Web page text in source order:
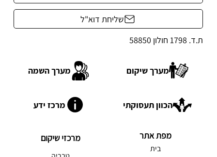
מערך השמה
הכוון תעסוקתי מרכז ידע
מערך שיקום
מרכזי שיקום
שליחת דוא"ל
ת.ד. 1798 חולון 58850
מפת אתר
בית